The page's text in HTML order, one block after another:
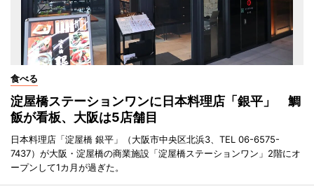
食べる
淀屋橋ステーションワンに日本料理店「銀平」 鯛
飯が看板、大阪は5店舗目
日本料理店「淀屋橋 銀平」（大阪市中央区北浜3、TEL 06-6575-
7437）が大阪・淀屋橋の商業施設「淀屋橋ステーションワン」2階にオ
ープンして1カ月が過ぎた。